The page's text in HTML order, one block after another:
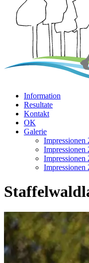
Information
Resultate
Kontakt
OK
Galerie
Impressionen
Impressionen
Impressionen
Impressionen